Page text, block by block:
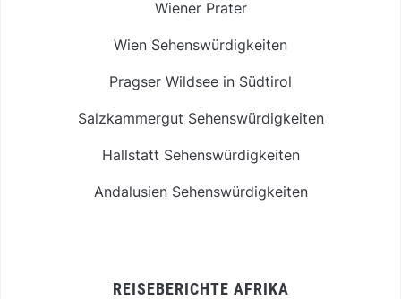
Wiener Prater
Wien Sehenswürdigkeiten
Pragser Wildsee in Südtirol
Salzkammergut Sehenswürdigkeiten
Hallstatt Sehenswürdigkeiten
Andalusien Sehenswürdigkeiten
REISEBERICHTE AFRIKA